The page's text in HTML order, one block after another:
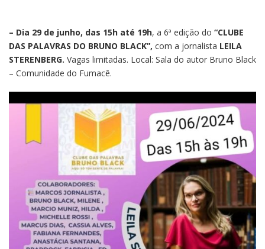
– Dia 29 de junho, das 15h até 19h, a 6ª edição do “CLUBE
DAS PALAVRAS DO BRUNO BLACK”, com a jornalista LEILA
STERENBERG. Vagas limitadas. Local: Sala do autor Bruno Black
– Comunidade do Fumacê.